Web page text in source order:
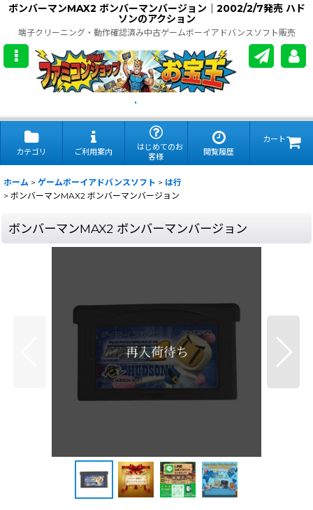
ボンバーマンMAX2 ボンバーマンバージョン｜2002/2/7発売 ハド
ソンのアクション
端子クリーニング・動作確認済み中古ゲームボーイアドバンスソフト販売
.
カテゴリ ご利用案内
はじめてのお
客様
閲覧履歴
カート
ホーム > ゲームボーイアドバンスソフト > は行
> ボンバーマンMAX2 ボンバーマンバージョン
ボンバーマンMAX2 ボンバーマンバージョン